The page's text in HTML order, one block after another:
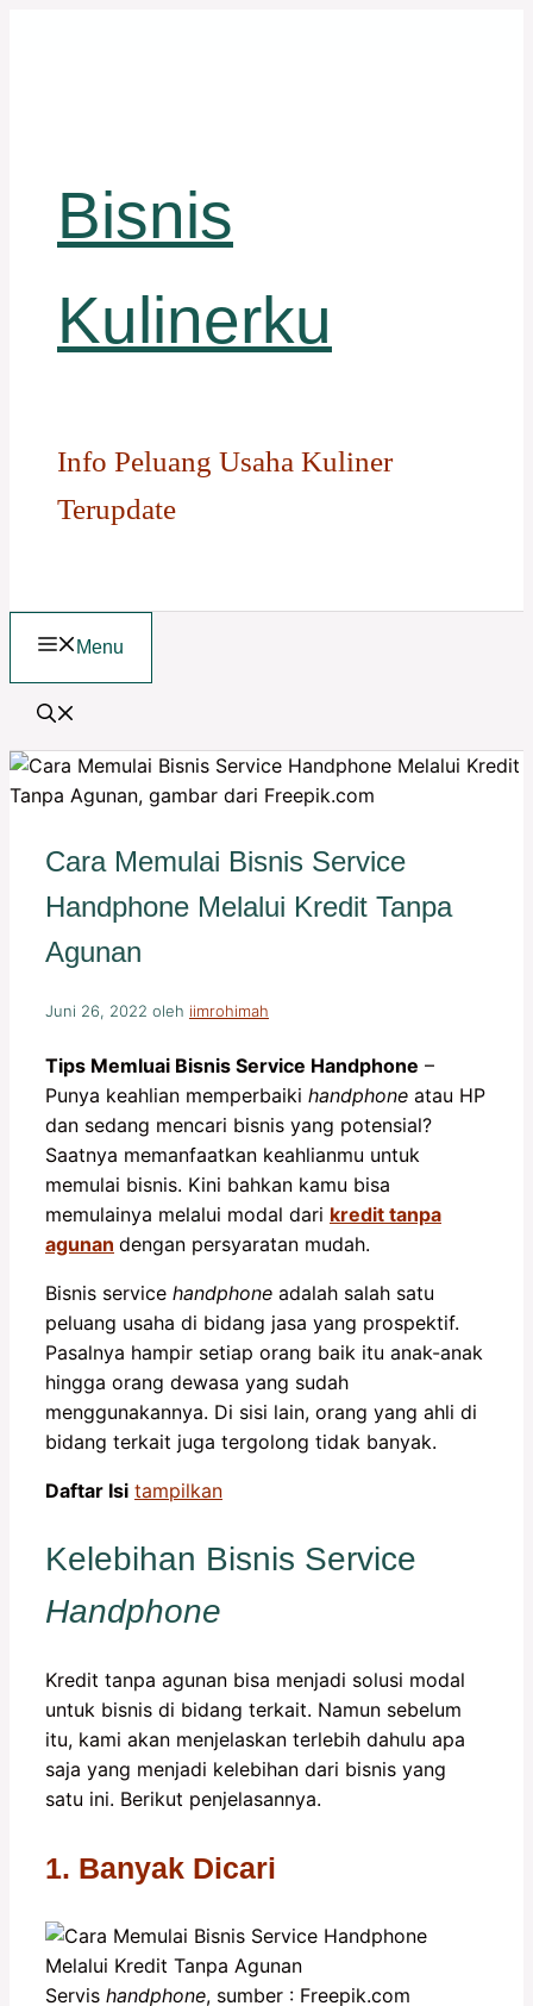
Bisnis
Kulinerku
Info Peluang Usaha Kuliner
Terupdate
Menu
Cara Memulai Bisnis Service
Handphone Melalui Kredit Tanpa
Agunan
Juni 26, 2022 oleh iimrohimah
Tips Memluai Bisnis Service Handphone –
Punya keahlian memperbaiki handphone atau HP
dan sedang mencari bisnis yang potensial?
Saatnya memanfaatkan keahlianmu untuk
memulai bisnis. Kini bahkan kamu bisa
memulainya melalui modal dari kredit tanpa
agunan dengan persyaratan mudah.
Bisnis service handphone adalah salah satu
peluang usaha di bidang jasa yang prospektif.
Pasalnya hampir setiap orang baik itu anak-anak
hingga orang dewasa yang sudah
menggunakannya. Di sisi lain, orang yang ahli di
bidang terkait juga tergolong tidak banyak.
Daftar Isi tampilkan
Kelebihan Bisnis Service
Handphone
Kredit tanpa agunan bisa menjadi solusi modal
untuk bisnis di bidang terkait. Namun sebelum
itu, kami akan menjelaskan terlebih dahulu apa
saja yang menjadi kelebihan dari bisnis yang
satu ini. Berikut penjelasannya.
1. Banyak Dicari
Servis handphone, sumber : Freepik.com